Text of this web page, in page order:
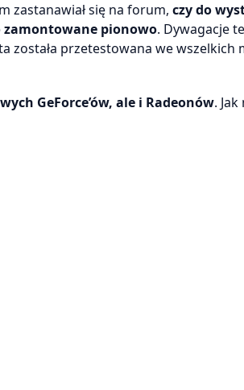
zastanawiał się na forum, czy do
zamontowane pionowo. Dywagacje
została przetestowana we
GeForce’ów, ale i Radeonów.